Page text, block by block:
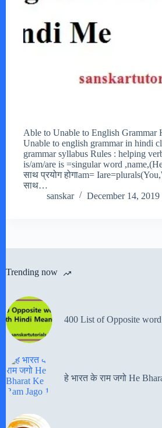
Able to Unable to English Grammar
Unable to english grammar in hindi
grammar syllabus Rules : helping
is/am/are is =singular word
साथ प्रयोग होगाam=
साथ…
sanskar
December 14, 2019
Trending now
400 List of Opposite
हे भारत के राम जगो He